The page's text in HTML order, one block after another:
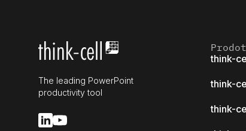
The leading PowerPoint
productivity tool
think-
think-
think-